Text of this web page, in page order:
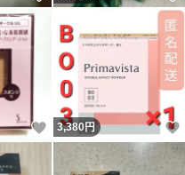
いいね！
3,380円